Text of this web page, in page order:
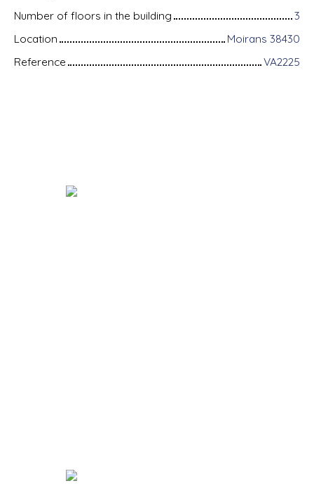
Number of floors in the building
3
Location
Moirans 38430
Reference
VA2225